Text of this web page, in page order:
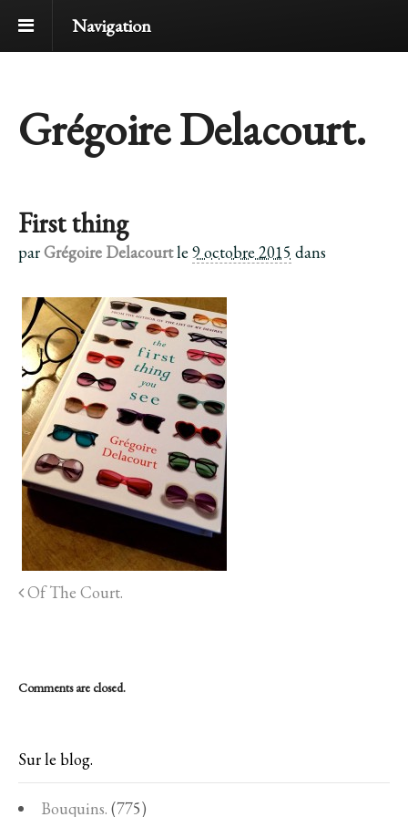
Navigation
Grégoire Delacourt.
First thing
parGrégoire Delacourtle 9 octobre 2015 dans
Of The Court.
Comments are closed.
Sur le blog.
Bouquins. (775)